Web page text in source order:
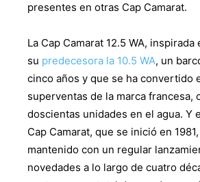
presentes en otras Cap Camarat.
La Cap Camarat 12.5 WA,
su predecesora la 10.5 WA, un
cinco años y que se ha convertido
superventas de la marca francesa,
doscientas unidades en el agua. Y
Cap Camarat, que se inició en
mantenido con un regular
novedades a lo largo de cuatro